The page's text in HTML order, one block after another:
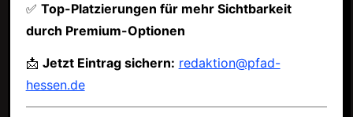
✅ Top-Platzierungen für mehr Sichtbarkeit
durch Premium-Optionen
📩 Jetzt Eintrag sichern: redaktion@pfad-
hessen.de